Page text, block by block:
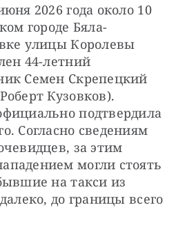
2026 года около 10
городе Бяла-
улицы Королевы
44-летний
Семен Скрепецкий
Кузовков).
подтвердила
за этим
могли стоять
на такси из
до границы всего